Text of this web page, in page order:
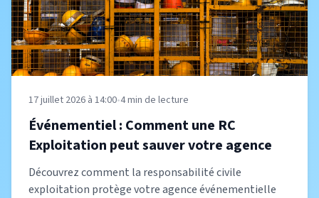
17 juillet 2026 à 14:00•4min de lecture
Événementiel : Comment une RC
Exploitation peut sauver votre agence
Découvrez comment la responsabilité civile
exploitation protège votre agence événementielle